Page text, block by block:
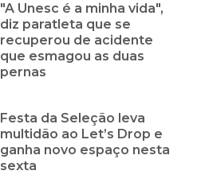
"A Unesc é a minha vida",
diz paratleta que se
recuperou de acidente
que esmagou as duas
pernas
Festa da Seleção leva
multidão ao Let’s Drop e
ganha novo espaço nesta
sexta